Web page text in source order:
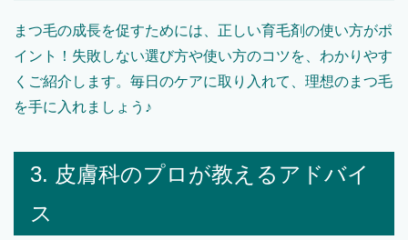
まつ毛の成長を促すためには、正しい育毛剤の使い方がポ
イント！失敗しない選び方や使い方のコツを、わかりやす
くご紹介します。毎日のケアに取り入れて、理想のまつ毛
を手に入れましょう♪
3. 皮膚科のプロが教えるアドバイ
ス